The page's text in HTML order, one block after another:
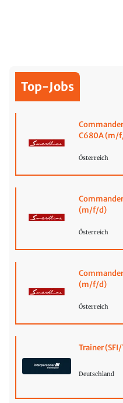
Top-Jobs
C680A (m/
Österreich
(m/f/d)
Österreich
(m/f/d)
Österreich
Trainer
Deutschland